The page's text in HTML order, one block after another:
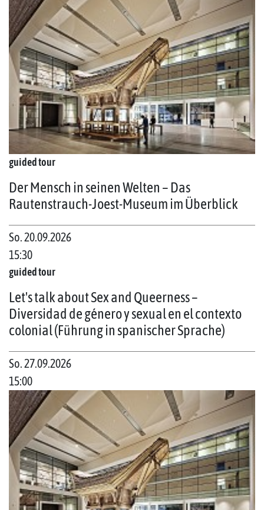
guided tour
Der Mensch in seinen Welten – Das
Rautenstrauch-Joest-Museum im Überblick
So. 20.09.2026
15:30
guided tour
Let's talk about Sex and Queerness –
Diversidad de género y sexual en el contexto
colonial (Führung in spanischer Sprache)
So. 27.09.2026
15:00